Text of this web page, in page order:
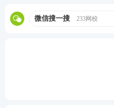
历年真题>>历年教师资格
微信搜一搜 233网校